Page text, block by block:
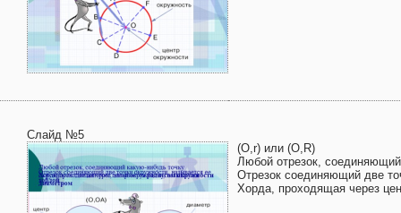
Слайд №5
(O,r) или (O,R)
Любой отрезок,
Отрезок соединяющий две
Хорда, проходящая через